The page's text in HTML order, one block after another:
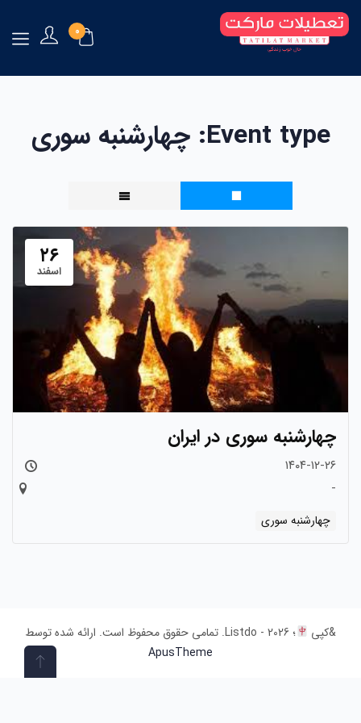
0
Event type: چهارشنبه سوری
۲۶
اسفند
چهارشنبه سوری در ایران
۱۴۰۴-۱۲-۲۶
-
چهارشنبه سوری
&کپی
؛ 2026 - Listdo. تمامی حقوق محفوظ است. ارائه شده توسط
ApusTheme